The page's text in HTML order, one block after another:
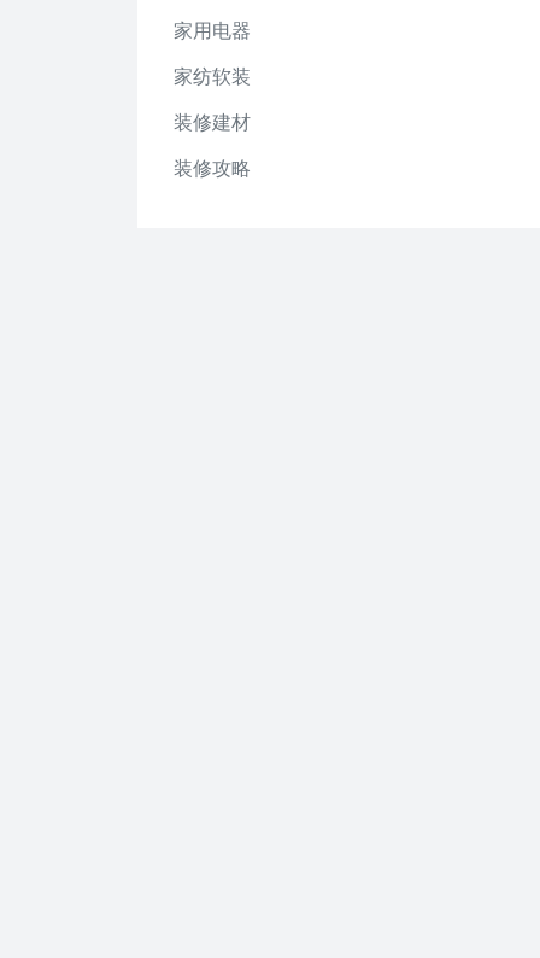
家用电器
家纺软装
装修建材
装修攻略